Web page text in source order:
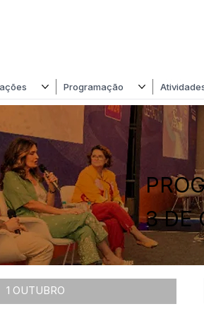
Programação
3 DE
1 OUTUBRO